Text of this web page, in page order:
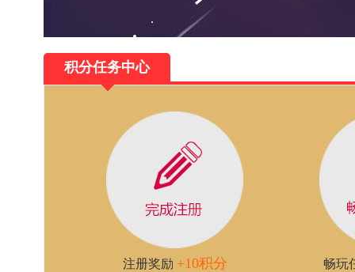
积分任务中心
注册奖励 +10积分
畅玩